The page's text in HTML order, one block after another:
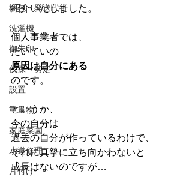
梱包・発送代行
洗濯機
御朱印
伐採・剪定
設置
重量物
家庭菜園
水道修理
片付け
紹介いたしました。
個人事業者では、
たいていの
原因は自分にある
のです。
というか、
今の自分は
過去の自分が作っているわけで、
それに真摯に立ち向かわないと
成長はないのですが…